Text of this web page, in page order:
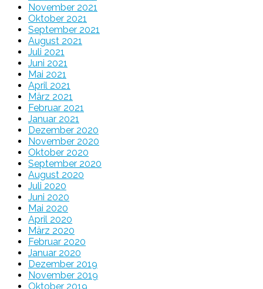
November 2021
Oktober 2021
September 2021
August 2021
Juli 2021
Juni 2021
Mai 2021
April 2021
März 2021
Februar 2021
Januar 2021
Dezember 2020
November 2020
Oktober 2020
September 2020
August 2020
Juli 2020
Juni 2020
Mai 2020
April 2020
März 2020
Februar 2020
Januar 2020
Dezember 2019
November 2019
Oktober 2019